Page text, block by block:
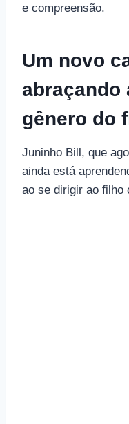
e compreensão.
Um novo
abraçando
gênero do
Juninho Bill, que
ainda está
ao se dirigir ao filho